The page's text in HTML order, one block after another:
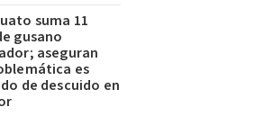
suma 11
gusano
aseguran
es
de descuido en